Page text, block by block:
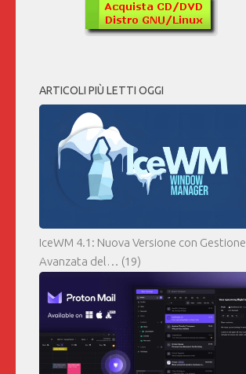
ARTICOLI PIÙ LETTI OGGI
IceWM 4.1: Nuova Versione con Gestione
Avanzata del… (19)